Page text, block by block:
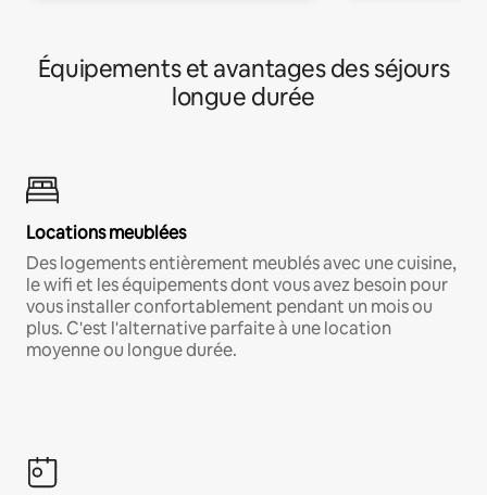
Équipements et avantages des séjours
longue durée
Locations meublées
Des logements entièrement meublés avec une cuisine,
le wifi et les équipements dont vous avez besoin pour
vous installer confortablement pendant un mois ou
plus. C'est l'alternative parfaite à une location
moyenne ou longue durée.